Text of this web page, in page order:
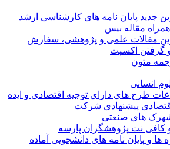
جدید پایان نامه های کارشناسی ارشد
مقاله بیس
مقالات علمی و پژوهشی، سفارش
متون
انسانی
طرح های دارای توجیه اقتصادی و ایده
پیشنهادی شرکت
های صنعتی
و کافی نت پژوهشگران پارسه
ها و پایان نامه های دانشجویی آماده